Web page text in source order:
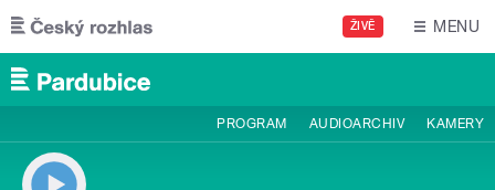
Přejít k hlavnímu obsahu
ŽIVĚ MENU
PROGRAM AUDIOARCHIV KAMERY